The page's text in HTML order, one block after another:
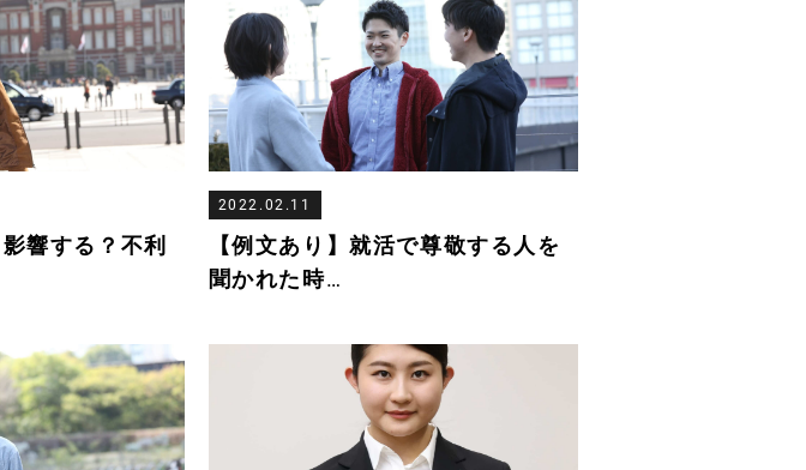
響する？不利
2022.02.11
【例文あり】就活で尊敬する人を
聞かれた時…